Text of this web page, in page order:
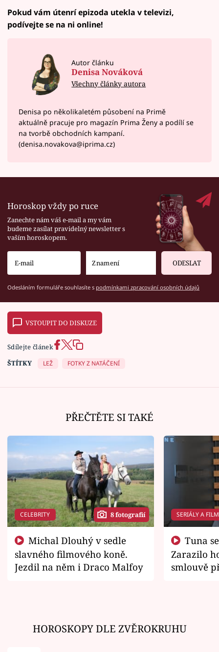
Pokud vám útenrí epizoda utekla v televizi,
podívejte se na ni online!
Autor článku
Denisa Nováková
Všechny články autora
Denisa po několikaletém působení na Primě
aktuálně pracuje pro magazín Prima Ženy a podílí se
na tvorbě obchodních kampaní.
(denisa.novakova@iprima.cz)
Horoskop vždy po ruce
Zanechte nám váš e-mail a my vám
budeme zasílat pravidelný newsletter s
vaším horoskopem.
ODESLAT
Odesláním formuláře souhlasíte s podmínkami zpracování osobních údajů
VSTOUPIT DO DISKUZE
Sdílejte článek
ŠTÍTKY
LEŽ FOTKY Z NATÁČENÍ
PŘEČTĚTE SI TAKÉ
CELEBRITY 8 fotografií
slavného filmového koně.
Jezdil na něm i Draco Malfoy
SERIÁLY A
Zarazilo
smlouvě
HOROSKOPY DLE ZVĚROKRUHU